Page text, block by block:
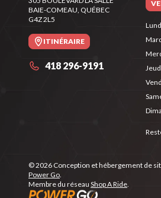
BAIE-COMEAU , QUÉBEC
G4Z 2L5
ITINÉRAIRE
418 296-9191
© 2026 Conception et hébergement de
Power Go
Membre du réseau Shop A Ride